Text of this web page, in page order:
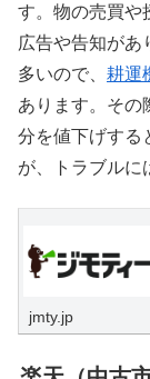
す。物の売買や
広告や告知があ
多いので、 耕運
あります。その
分を値下げする
が、トラブルに
jmty.jp